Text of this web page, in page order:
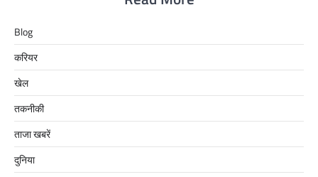
Blog
करियर
खेल
तकनीकी
ताजा खबरें
दुनिया